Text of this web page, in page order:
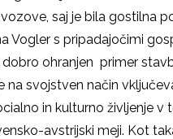
saj je bila gostilna
Vogler s pripadajočimi
ohranjen primer
na svojstven način
in kulturno življenje v
avstrijski meji. Kot